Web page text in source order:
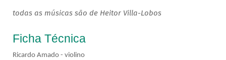
todas as músicas são de Heitor Villa-Lobos
Ficha Técnica
Ricardo Amado - violino